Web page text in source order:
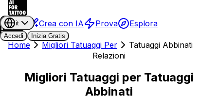
Crea con IA Prova Esplora
it
Accedi
Inizia Gratis
Home Migliori Tatuaggi Per
Tatuaggi Abbinati
Relazioni
Migliori Tatuaggi per Tatuaggi
Abbinati